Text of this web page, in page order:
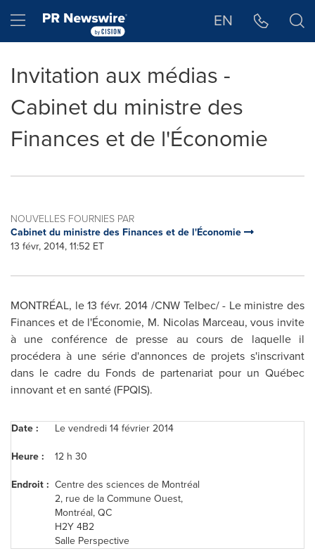
Hamburger menu EN
Invitation aux médias -
Cabinet du ministre des
Finances et de l'Économie
NOUVELLES FOURNIES PAR
Cabinet du ministre des Finances et de l'Économie
13 févr, 2014, 11:52 ET
MONTRÉAL, le 13 févr. 2014 /CNW Telbec/ - Le ministre des
Finances et de l'Économie, M. Nicolas Marceau, vous invite
à une conférence de presse au cours de laquelle il
procédera à une série d'annonces de projets s'inscrivant
dans le cadre du Fonds de partenariat pour un Québec
innovant et en santé (FPQIS).
Date :
Le vendredi 14 février 2014
Heure :
12 h 30
Endroit : Centre des sciences de Montréal
2, rue de la Commune Ouest,
Montréal, QC
H2Y 4B2
Salle Perspective